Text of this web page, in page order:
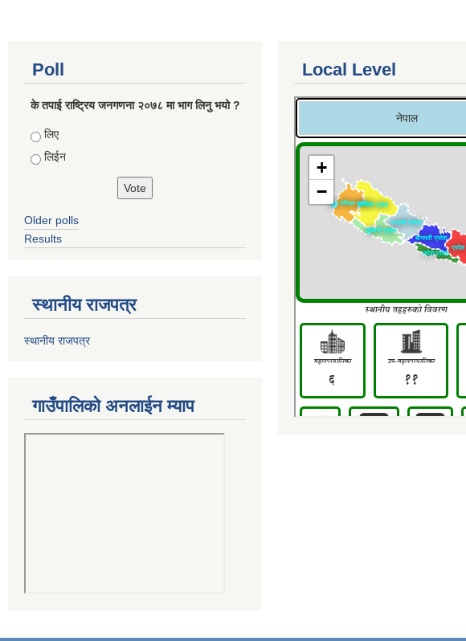
Poll
के तपाई राष्ट्रिय जनगणना २०७८ मा भाग लिनु भयो ?
Choices
लिए
लिईन
Older polls
Results
स्थानीय राजपत्र
स्थानीय राजपत्र
गाउँपालिको अनलाईन म्याप
Local Level